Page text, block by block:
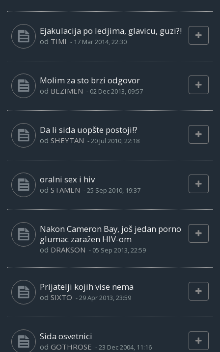
Ejakulacija po ledjima, glavicu, guzi?!
od TIMI - 17 Mar 2014, 22:30
Molim za sto brzi odgovor
od BEZIMEN - 02 Dec 2013, 09:57
Da li sida uopšte postoji!?
od SHEYTAN -20 Jul 2010, 22:18
oralni sex i hiv
od STAMEN -25 Sep 2010, 19:37
Nakon Cameron Bay, još jedan porno
glumac zaražen HIV-om
od DRAKSON - 05 Sep 2013, 22:59
Prijatelji kojih vise nema
od SIXTO -29 Apr 2013, 23:59
Sida osvetnici
od GOTHROSE -23 Dec 2004, 11:16